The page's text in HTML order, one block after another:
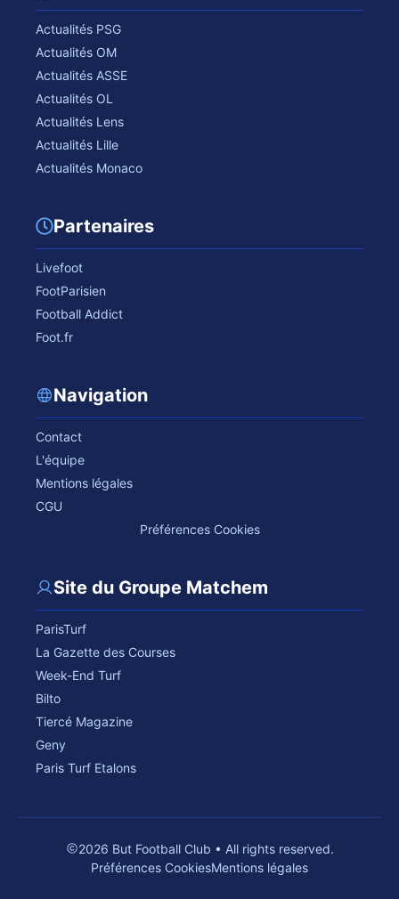
Actualités PSG
Actualités OM
Actualités ASSE
Actualités OL
Actualités Lens
Actualités Lille
Actualités Monaco
Partenaires
Livefoot
FootParisien
Football Addict
Foot.fr
Navigation
Contact
L'équipe
Mentions légales
CGU
Préférences Cookies
Site du Groupe Matchem
ParisTurf
La Gazette des Courses
Week-End Turf
Bilto
Tiercé Magazine
Geny
Paris Turf Etalons
2026 But Football Club • All rights reserved.
Préférences CookiesMentions légales